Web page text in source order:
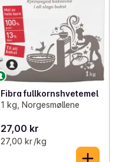
Fibra fullkornshvetemel
1 kg, Norgesmøllene
27,00 kr
27,00 kr /kg